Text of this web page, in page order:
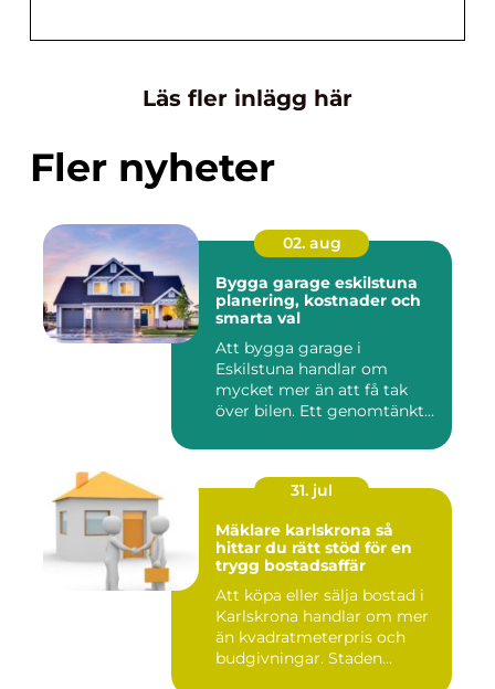
Läs fler inlägg här
Fler nyheter
02. aug
Bygga garage eskilstuna
planering, kostnader och
smarta val
Att bygga garage i
Eskilstuna handlar om
mycket mer än att få tak
över bilen. Ett genomtänkt
31. jul
Mäklare karlskrona så
hittar du rätt stöd för en
trygg bostadsaffär
Att köpa eller sälja bostad i
Karlskrona handlar om mer
än kvadratmeterpris och
budgivningar. Staden...